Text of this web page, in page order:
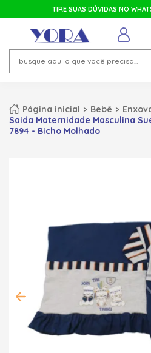
TIRE SUAS DÚVIDAS NO
Página inicial Bebê
Saida Maternidade Masculina
7894 - Bicho Molhado